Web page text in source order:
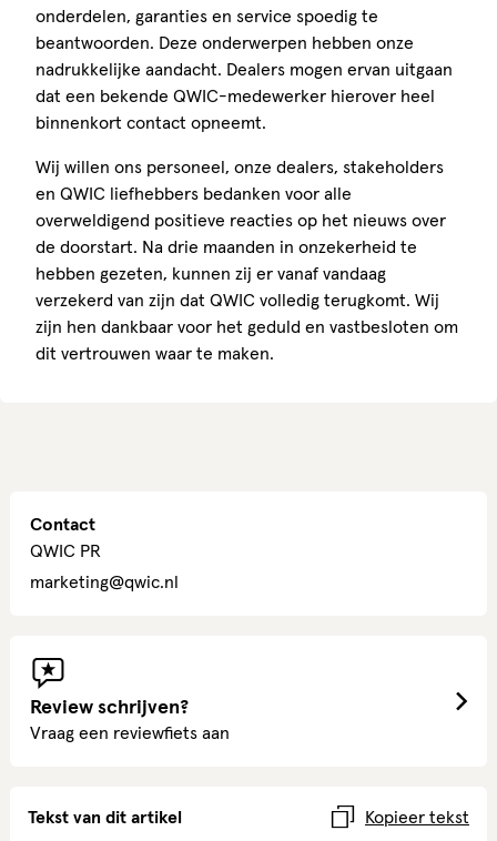
onderdelen, garanties en service spoedig te
beantwoorden. Deze onderwerpen hebben onze
nadrukkelijke aandacht. Dealers mogen ervan uitgaan
dat een bekende QWIC-medewerker hierover heel
binnenkort contact opneemt.
Wij willen ons personeel, onze dealers, stakeholders
en QWIC liefhebbers bedanken voor alle
overweldigend positieve reacties op het nieuws over
de doorstart. Na drie maanden in onzekerheid te
hebben gezeten, kunnen zij er vanaf vandaag
verzekerd van zijn dat QWIC volledig terugkomt. Wij
zijn hen dankbaar voor het geduld en vastbesloten om
dit vertrouwen waar te maken.
Contact
QWIC PR
marketing@qwic.nl
Review schrijven?
Vraag een reviewfiets aan
Tekst van dit artikel Kopieer tekst